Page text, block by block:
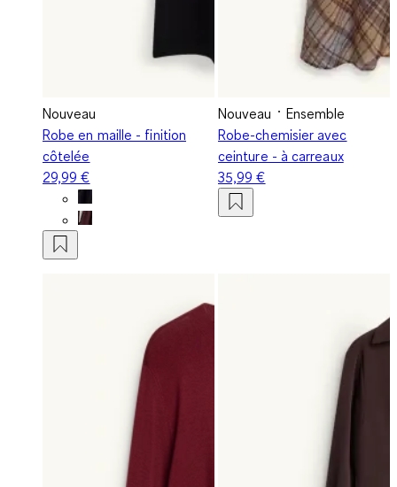
Nouveau
Robe en maille - finition
côtelée
29,99 €
Nouveau
Ensemble
Robe-chemisier avec
ceinture - à carreaux
35,99 €